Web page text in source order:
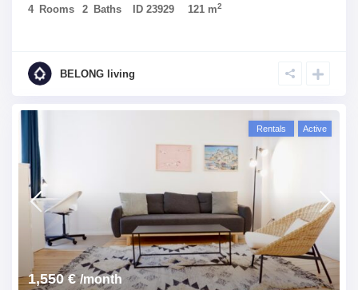
4 Rooms 2 Baths ID23929 121 m2
BELONG living
1,550 €/month
Rentals Active